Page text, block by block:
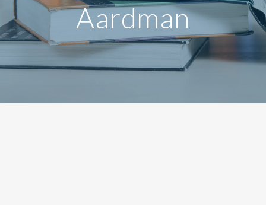
Aardman